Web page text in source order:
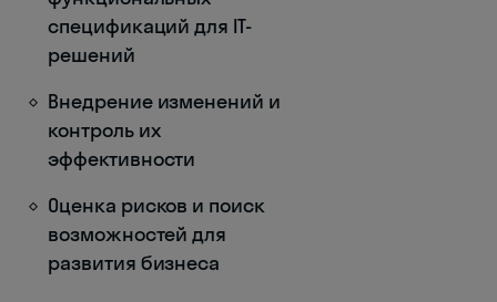
спецификаций для IT-
решений
Внедрение изменений и
контроль их
эффективности
Оценка рисков и поиск
возможностей для
развития бизнеса